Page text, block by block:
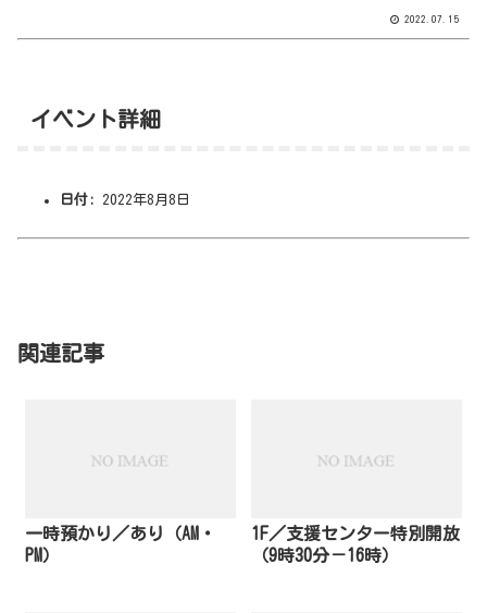
2022.07.15
イベント詳細
日付: 2022年8月8日
関連記事
一時預かり／あり（AM・
PM）
1F／支援センター特別開放
（9時30分－16時）